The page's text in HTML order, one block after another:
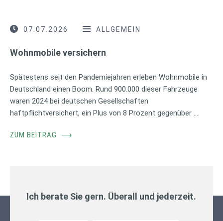
07.07.2026 ALLGEMEIN
Wohnmobile versichern
Spätestens seit den Pandemiejahren erleben Wohnmobile in
Deutschland einen Boom. Rund 900.000 dieser Fahrzeuge
waren 2024 bei deutschen Gesellschaften
haftpflichtversichert, ein Plus von 8 Prozent gegenüber …
ZUM BEITRAG ⟶
Ich berate Sie gern. Überall und jederzeit.